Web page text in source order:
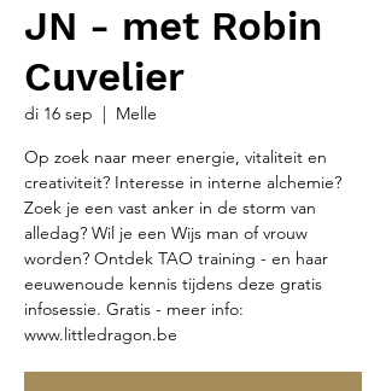
JN - met Robin
Cuvelier
di 16 sep
  |
Melle
Op zoek naar meer energie, vitaliteit en
creativiteit? Interesse in interne alchemie?
Zoek je een vast anker in de storm van
alledag? Wil je een Wijs man of vrouw
worden? Ontdek TAO training - en haar
eeuwenoude kennis tijdens deze gratis
infosessie. Gratis - meer info:
www.littledragon.be